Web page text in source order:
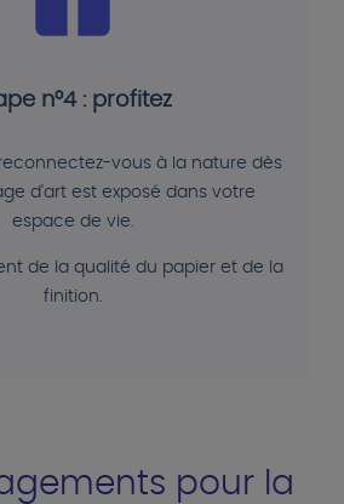
n°4 : profitez
vous à la nature dès
d'art est exposé dans votre
espace de vie.
de la qualité du papier et de la
finition.
pour la